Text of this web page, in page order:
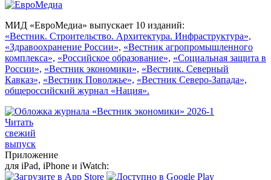
МИД «ЕвроМедиа» выпускает 10 изданий:
«Вестник. Строительство. Архитектура. Инфраструктура»,
«Здравоохранение России», «Вестник агропромышленного
комплекса», «Российское образование», «Социальная защита в
России», «Вестник экономики», «Вестник. Северный
Кавказ», «Вестник Поволжье», «Вестник Северо-Запада»,
общероссийский журнал «Нация».
Читать
свежий
выпуск
Приложение
для iPad, iPhone и iWatch: